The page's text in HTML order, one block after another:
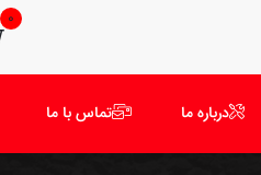
0
درباره ما تماس با ما